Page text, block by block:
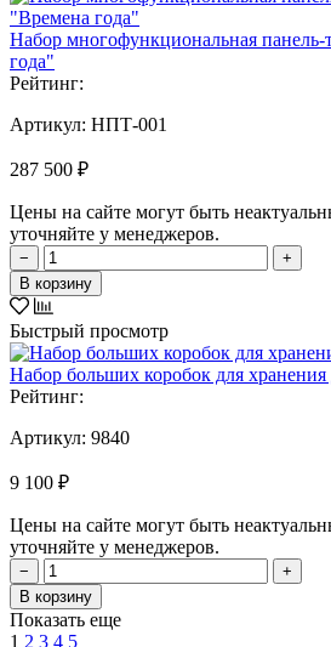
Набор многофункциональная
года"
Рейтинг:
Артикул: НПТ-001
287 500 ₽
Цены на сайте могут быть
уточняйте у менеджеров.
−
+
В корзину
Быстрый просмотр
Набор больших коробок для
Рейтинг:
Артикул: 9840
9 100 ₽
Цены на сайте могут быть
уточняйте у менеджеров.
−
+
В корзину
Показать еще
1 2 3 4 5